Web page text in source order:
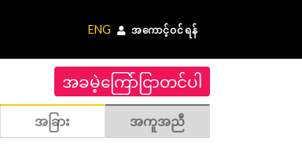
ENG အကောင့်ဝင်ရန်
အခမဲ့ကြော်ငြာတင်ပါ
အခြား အကူအညီ